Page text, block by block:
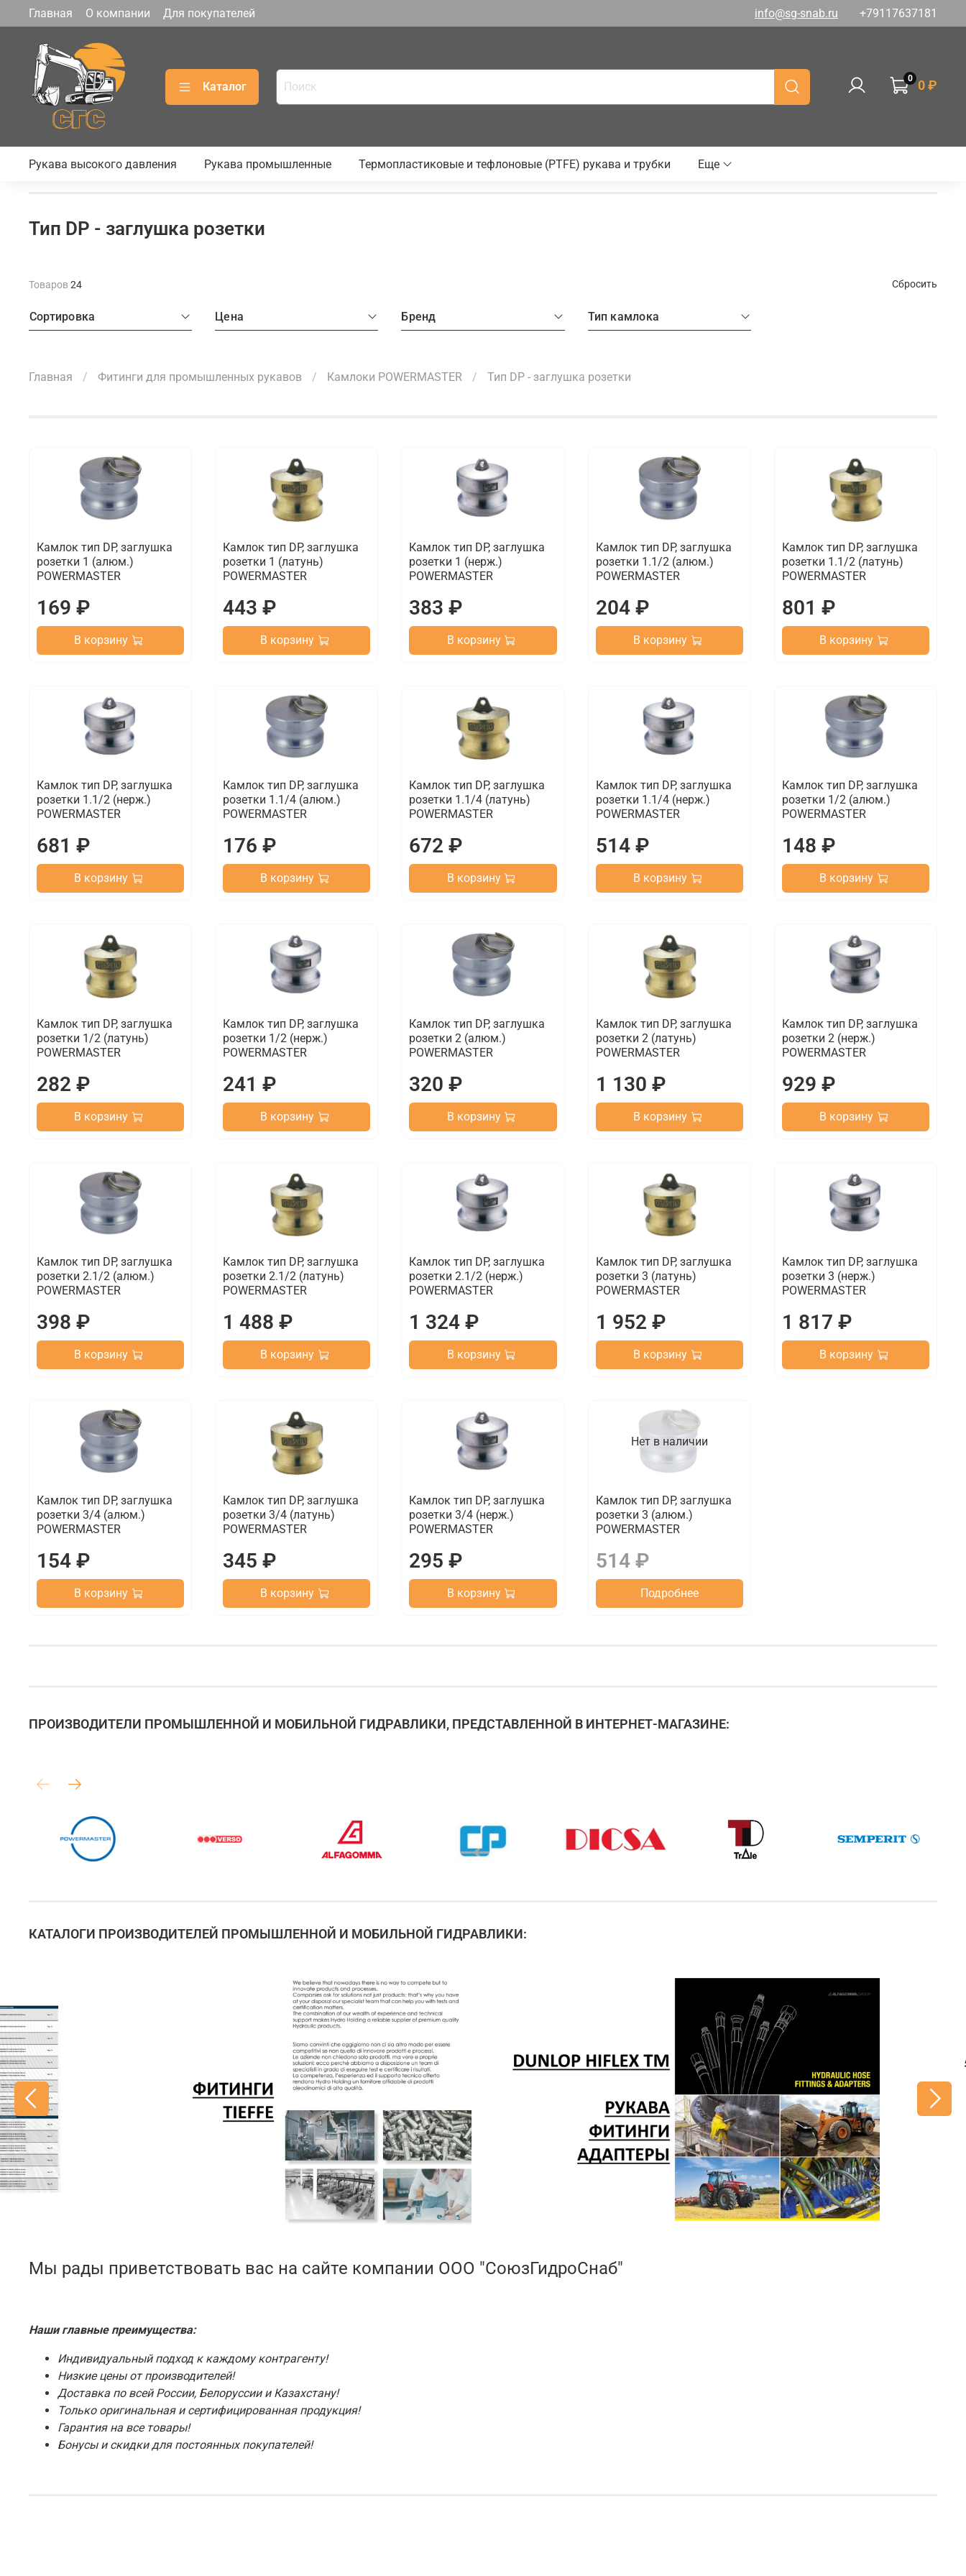
Главная О компании Для покупателей info@sg-snab.ru +79117637181
Каталог
0 0 ₽
Рукава высокого давления Рукава промышленные Термопластиковые и тефлоновые (PTFE) рукава и трубки Еще
Тип DP - заглушка розетки
Товаров 24 Сбросить
Сортировка Цена Бренд Тип камлока
Главная Фитинги для промышленных рукавов Камлоки POWERMASTER Тип DP - заглушка розетки
Камлок тип DP, заглушка
розетки 1 (алюм.)
POWERMASTER
169 ₽
В корзину
Камлок тип DP, заглушка
розетки 1 (латунь)
POWERMASTER
443 ₽
В корзину
Камлок тип DP, заглушка
розетки 1 (нерж.)
POWERMASTER
383 ₽
В корзину
Камлок тип DP, заглушка
розетки 1.1/2 (алюм.)
POWERMASTER
204 ₽
В корзину
Камлок тип DP, заглушка
розетки 1.1/2 (латунь)
POWERMASTER
801 ₽
В корзину
Камлок тип DP, заглушка
розетки 1.1/2 (нерж.)
POWERMASTER
681 ₽
В корзину
Камлок тип DP, заглушка
розетки 1.1/4 (алюм.)
POWERMASTER
176 ₽
В корзину
Камлок тип DP, заглушка
розетки 1.1/4 (латунь)
POWERMASTER
672 ₽
В корзину
Камлок тип DP, заглушка
розетки 1.1/4 (нерж.)
POWERMASTER
514 ₽
В корзину
Камлок тип DP, заглушка
розетки 1/2 (алюм.)
POWERMASTER
148 ₽
В корзину
Камлок тип DP, заглушка
розетки 1/2 (латунь)
POWERMASTER
282 ₽
В корзину
Камлок тип DP, заглушка
розетки 1/2 (нерж.)
POWERMASTER
241 ₽
В корзину
Камлок тип DP, заглушка
розетки 2 (алюм.)
POWERMASTER
320 ₽
В корзину
Камлок тип DP, заглушка
розетки 2 (латунь)
POWERMASTER
1 130 ₽
В корзину
Камлок тип DP, заглушка
розетки 2 (нерж.)
POWERMASTER
929 ₽
В корзину
Камлок тип DP, заглушка
розетки 2.1/2 (алюм.)
POWERMASTER
398 ₽
В корзину
Камлок тип DP, заглушка
розетки 2.1/2 (латунь)
POWERMASTER
1 488 ₽
В корзину
Камлок тип DP, заглушка
розетки 2.1/2 (нерж.)
POWERMASTER
1 324 ₽
В корзину
Камлок тип DP, заглушка
розетки 3 (латунь)
POWERMASTER
1 952 ₽
В корзину
Камлок тип DP, заглушка
розетки 3 (нерж.)
POWERMASTER
1 817 ₽
В корзину
Камлок тип DP, заглушка
розетки 3/4 (алюм.)
POWERMASTER
154 ₽
В корзину
Камлок тип DP, заглушка
розетки 3/4 (латунь)
POWERMASTER
345 ₽
В корзину
Камлок тип DP, заглушка
розетки 3/4 (нерж.)
POWERMASTER
295 ₽
В корзину
Нет в наличии
Камлок тип DP, заглушка
розетки 3 (алюм.)
POWERMASTER
514 ₽
Подробнее
ПРОИЗВОДИТЕЛИ ПРОМЫШЛЕННОЙ И МОБИЛЬНОЙ ГИДРАВЛИКИ, ПРЕДСТАВЛЕННОЙ В ИНТЕРНЕТ-МАГАЗИНЕ:
КАТАЛОГИ ПРОИЗВОДИТЕЛЕЙ ПРОМЫШЛЕННОЙ И МОБИЛЬНОЙ ГИДРАВЛИКИ:
Мы рады приветствовать вас на сайте компании ООО "СоюзГидроСнаб"
Наши главные преимущества:
Индивидуальный подход к каждому контрагенту!
Низкие цены от производителей!
Доставка по всей России, Белоруссии и Казахстану!
Только оригинальная и сертифицированная продукция!
Гарантия на все товары!
Бонусы и скидки для постоянных покупателей!